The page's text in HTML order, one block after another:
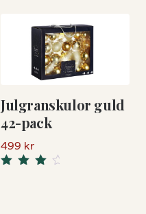
Julgranskulor guld
42-pack
499 kr